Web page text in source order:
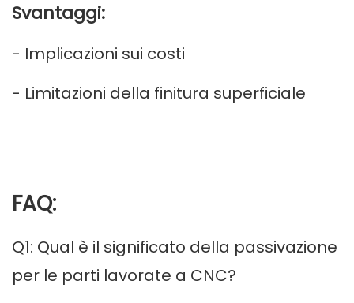
Svantaggi:
- Implicazioni sui costi
- Limitazioni della finitura superficiale
FAQ:
Q1: Qual è il significato della passivazione
per le parti lavorate a CNC?